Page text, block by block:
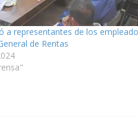
a representantes de los
de Rentas